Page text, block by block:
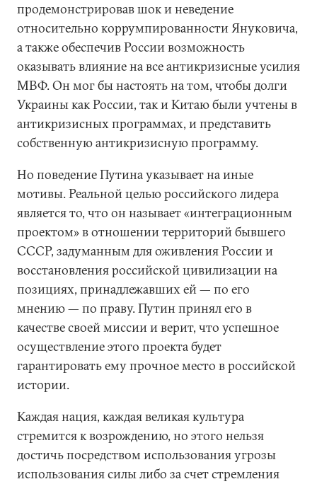
продемонстрировав шок и неведение
относительно коррумпированности Януковича,
а также обеспечив России возможность
оказывать влияние на все антикризисные усилия
МВФ. Он мог бы настоять на том, чтобы долги
Украины как России, так и Китаю были учтены в
антикризисных программах, и представить
собственную антикризисную программу.
Но поведение Путина указывает на иные
мотивы. Реальной целью российского лидера
является то, что он называет «интеграционным
проектом» в отношении территорий бывшего
СССР, задуманным для оживления России и
восстановления российской цивилизации на
позициях, принадлежавших ей — по его
мнению — по праву. Путин принял его в
качестве своей миссии и верит, что успешное
осуществление этого проекта будет
гарантировать ему прочное место в российской
истории.
Каждая нация, каждая великая культура
стремится к возрождению, но этого нельзя
достичь посредством использования угрозы
использования силы либо за счет стремления